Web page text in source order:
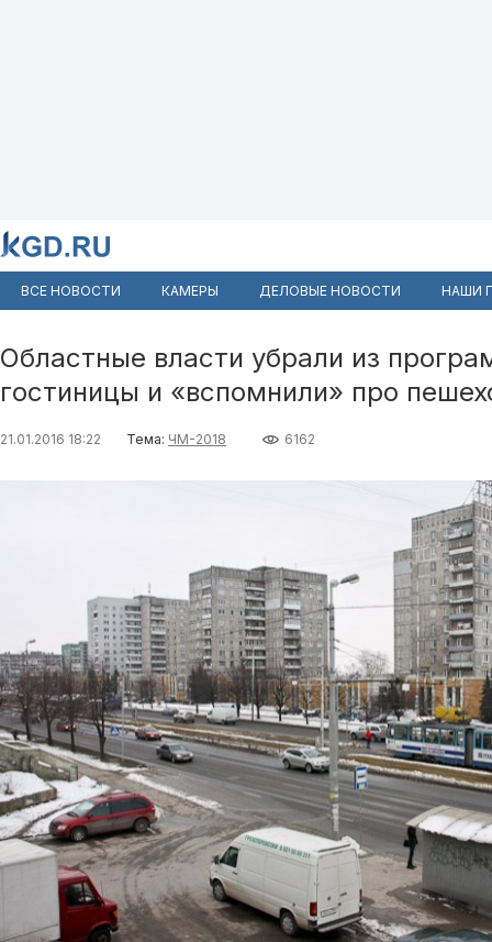
ВСЕ НОВОСТИ КАМЕРЫ ДЕЛОВЫЕ НОВОСТИ НАШИ
Областные власти убрали из
гостиницы и «вспомнили» про
21.01.2016 18:22 Тема: ЧМ-2018 6162